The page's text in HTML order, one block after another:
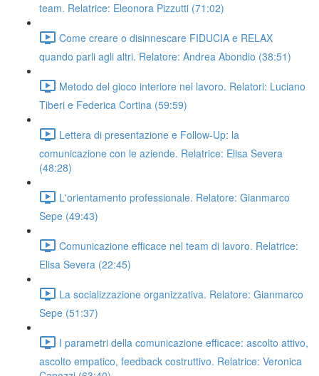
team. Relatrice: Eleonora Pizzutti (71:02)
Come creare o disinnescare FIDUCIA e RELAX
quando parli agli altri. Relatore: Andrea Abondio (38:51)
Metodo del gioco interiore nel lavoro. Relatori: Luciano
Tiberi e Federica Cortina (59:59)
Lettera di presentazione e Follow-Up: la
comunicazione con le aziende. Relatrice: Elisa Severa
(48:28)
L'orientamento professionale. Relatore: Gianmarco
Sepe (49:43)
Comunicazione efficace nel team di lavoro. Relatrice:
Elisa Severa (22:45)
La socializzazione organizzativa. Relatore: Gianmarco
Sepe (51:37)
I parametri della comunicazione efficace: ascolto attivo,
ascolto empatico, feedback costruttivo. Relatrice: Veronica